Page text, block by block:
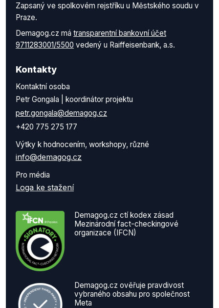
Zapsaný ve spolkovém rejstříku u Městského soudu v
Praze.
Demagog.cz má transparentní bankovní účet
9711283001/5500 vedený u Raiffeisenbank, a.s.
Kontakty
Kontaktní osoba
Petr Gongala | koordinátor projektu
petr.gongala@demagog.cz
+420 775 275 177
Výtky k hodnocením, workshopy, různé
info@demagog.cz
Pro média
Loga ke stažení
Demagog.cz ctí kodex zásad
Mezinárodní fact-checkingové
organizace (IFCN)
Demagog.cz ověřuje pravdivost
vybraného obsahu pro společnost
Meta